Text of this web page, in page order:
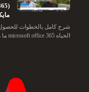
الحياه microsoft office 365 ما هو الاوفيس 365 (microsoft of…